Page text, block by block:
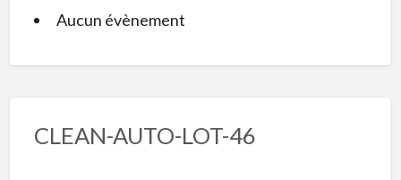
Aucun évènement
CLEAN-AUTO-LOT-46